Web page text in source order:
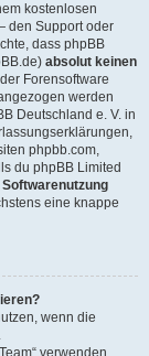
kostenlosen
den Support oder
dass phpBB
absolut keinen
Forensoftware
werden
Deutschland e. V. in
phpbb.com,
du phpBB Limited
Softwarenutzung
eine knappe
wenn die
verwenden.